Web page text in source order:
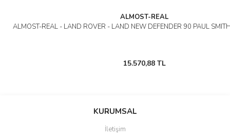
ALMOST-REAL
ALMOST-REAL - LAND ROVER - LAND NEW DEFENDER 90 PAUL
15.570,88 TL
KURUMSAL
İletişim